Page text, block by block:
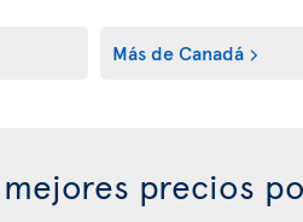
Más de Canadá
precios